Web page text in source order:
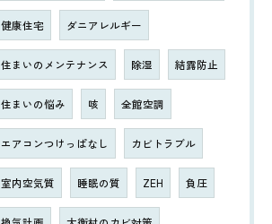
健康住宅 ダニアレルギー
住まいのメンテナンス 除湿 結露防止
住まいの悩み 咳 全館空調
エアコンつけっぱなし カビトラブル
室内空気質 睡眠の質 ZEH 負圧